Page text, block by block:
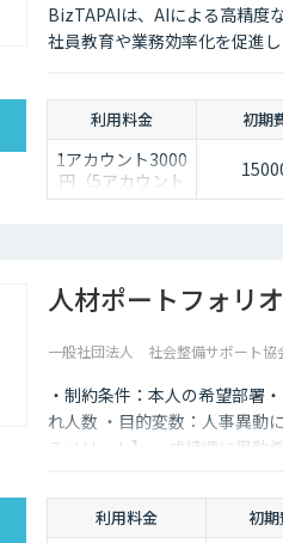
BizTAPAIは、AIによる高精度
社員教育や業務効率化を促進
利用料金 初期
1アカウント3000
円（5アカウント
より）
人材ポートフォリ
一般社団法人 社会整備サポート協
・制約条件：本人の希望部署
れ人数 ・目的変数：人事異動
るメリット】 ・成績順に異動
と頑張りモチベーションがア
を得られる。 ・異動による不
利用料金 初